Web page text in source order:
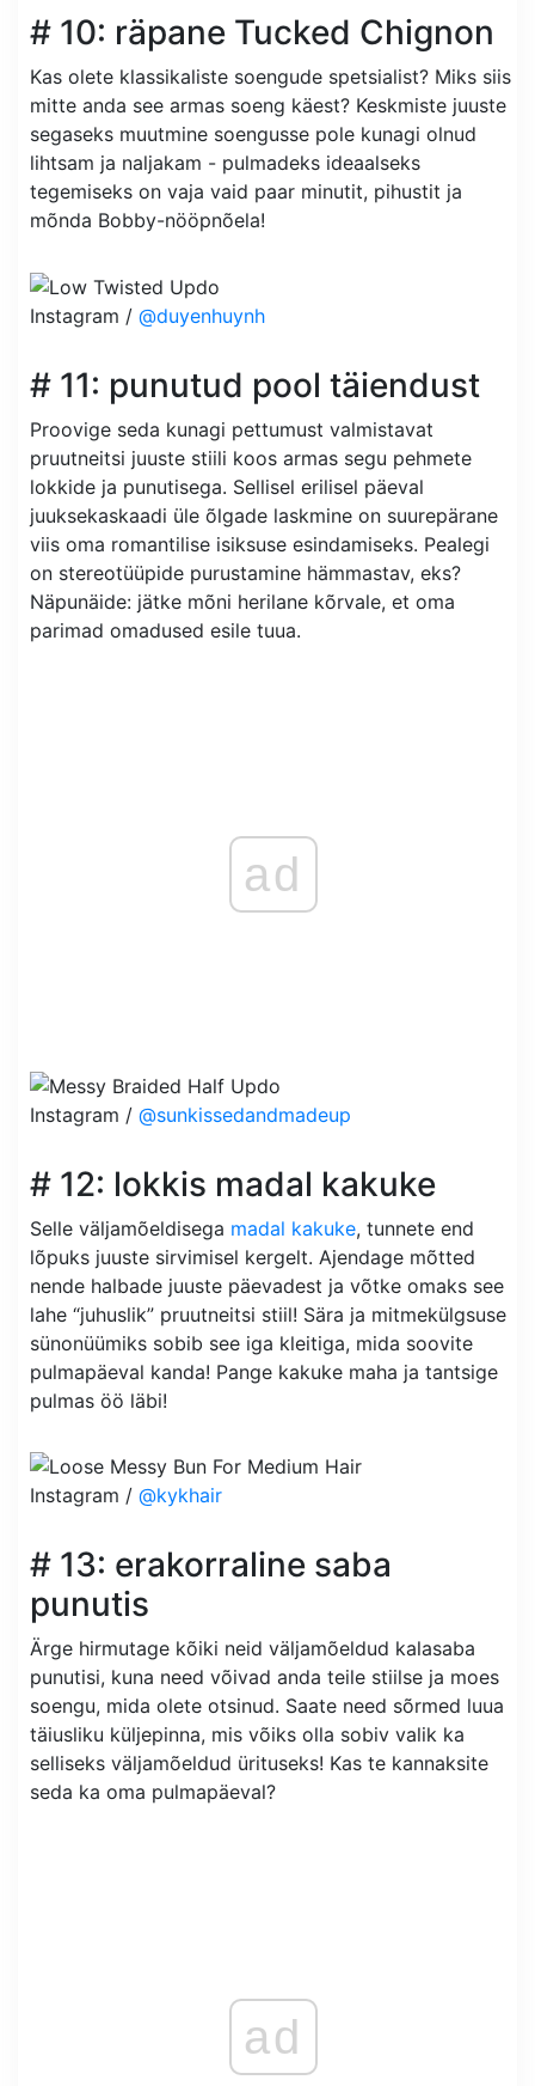
# 10: räpane Tucked Chignon
Kas olete klassikaliste soengude spetsialist? Miks siis
mitte anda see armas soeng käest? Keskmiste juuste
segaseks muutmine soengusse pole kunagi olnud
lihtsam ja naljakam - pulmadeks ideaalseks
tegemiseks on vaja vaid paar minutit, pihustit ja
mõnda Bobby-nööpnõela!
Instagram / @duyenhuynh
# 11: punutud pool täiendust
Proovige seda kunagi pettumust valmistavat
pruutneitsi juuste stiili koos armas segu pehmete
lokkide ja punutisega. Sellisel erilisel päeval
juuksekaskaadi üle õlgade laskmine on suurepärane
viis oma romantilise isiksuse esindamiseks. Pealegi
on stereotüüpide purustamine hämmastav, eks?
Näpunäide: jätke mõni herilane kõrvale, et oma
parimad omadused esile tuua.
ad
Instagram / @sunkissedandmadeup
# 12: lokkis madal kakuke
Selle väljamõeldisega madal kakuke, tunnete end
lõpuks juuste sirvimisel kergelt. Ajendage mõtted
nende halbade juuste päevadest ja võtke omaks see
lahe “juhuslik” pruutneitsi stiil! Sära ja mitmekülgsuse
sünonüümiks sobib see iga kleitiga, mida soovite
pulmapäeval kanda! Pange kakuke maha ja tantsige
pulmas öö läbi!
Instagram / @kykhair
# 13: erakorraline saba
punutis
Ärge hirmutage kõiki neid väljamõeldud kalasaba
punutisi, kuna need võivad anda teile stiilse ja moes
soengu, mida olete otsinud. Saate need sõrmed luua
täiusliku küljepinna, mis võiks olla sobiv valik ka
selliseks väljamõeldud ürituseks! Kas te kannaksite
seda ka oma pulmapäeval?
ad